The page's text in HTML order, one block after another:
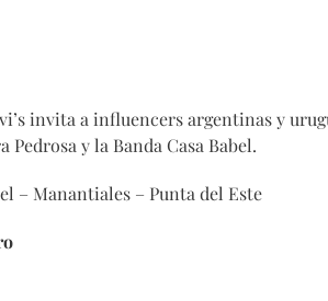
invita a influencers argentinas y
Pedrosa y la Banda Casa Babel.
– Manantiales – Punta del Este